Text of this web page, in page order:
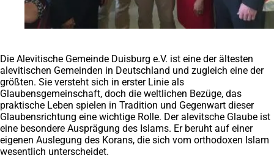
Die Alevitische Gemeinde Duisburg e.V. ist eine der ältesten
alevitischen Gemeinden in Deutschland und zugleich eine der
größten. Sie versteht sich in erster Linie als
Glaubensgemeinschaft, doch die weltlichen Bezüge, das
praktische Leben spielen in Tradition und Gegenwart dieser
Glaubensrichtung eine wichtige Rolle. Der alevitsche Glaube ist
eine besondere Ausprägung des Islams. Er beruht auf einer
eigenen Auslegung des Korans, die sich vom orthodoxen Islam
wesentlich unterscheidet.